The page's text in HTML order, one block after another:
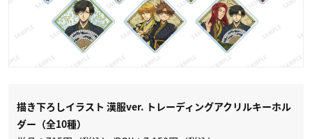
描き下ろしイラスト 漢服ver. トレーディングアクリルキーホル
ダー（全10種）